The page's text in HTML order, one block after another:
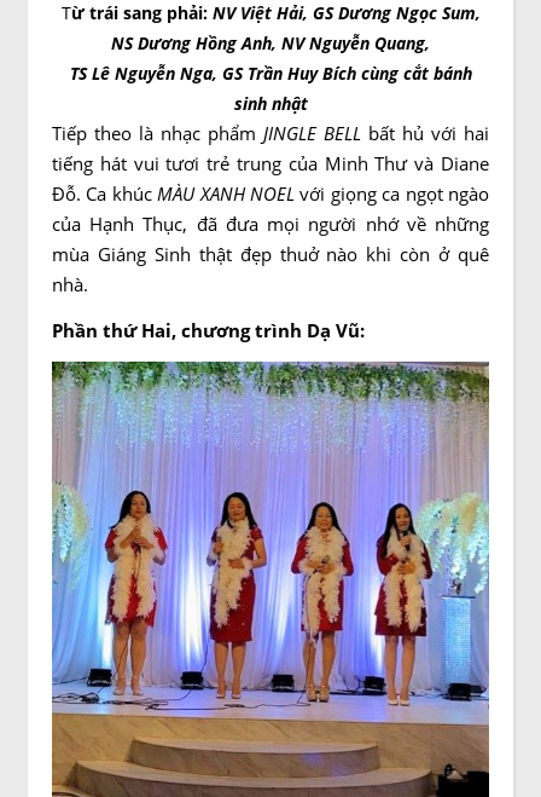
Từ trái sang phải: NV Việt Hải, GS Dương Ngọc Sum,
NS Dương Hồng Anh, NV Nguyễn Quang,
TS Lê Nguyễn Nga, GS Trần Huy Bích cùng cắt bánh
sinh nhật
Tiếp theo là nhạc phẩm JINGLE BELL bất hủ với hai
tiếng hát vui tươi trẻ trung của Minh Thư và Diane
Đỗ. Ca khúcMÀU XANH NOEL với giọng ca ngọt ngào
của Hạnh Thục, đã đưa mọi người nhớ về những
mùa Giáng Sinh thật đẹp thuở nào khi còn ở quê
nhà.
Phần thứ Hai, chương trình Dạ Vũ: